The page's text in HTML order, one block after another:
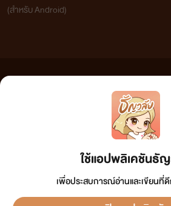
ใช้แอปพลิเคชันธั
เพื่อประสบการณ์อ่านและเขียนที่
(สำหรับ Android)
เว็บไซต์แห่งนี้ไม่ได้เห็นด้วยและไม่ขอรับผิดชอบต่อข้อความใดๆ ทั้
วิจารณญาณในการกลั่นกรองด้วยตนเอง และหากท่านพบข้อความ
กรุณาแจ้งมาที่ tunwalai@ookbee.com เพื่อทีมงานจะได้ดำเนินก
ลิขสิทธิ์ตามพระราชบัญญัติลิขสิทธิ์ (ฉบับเพิ่มเติม) พ.ศ.2558